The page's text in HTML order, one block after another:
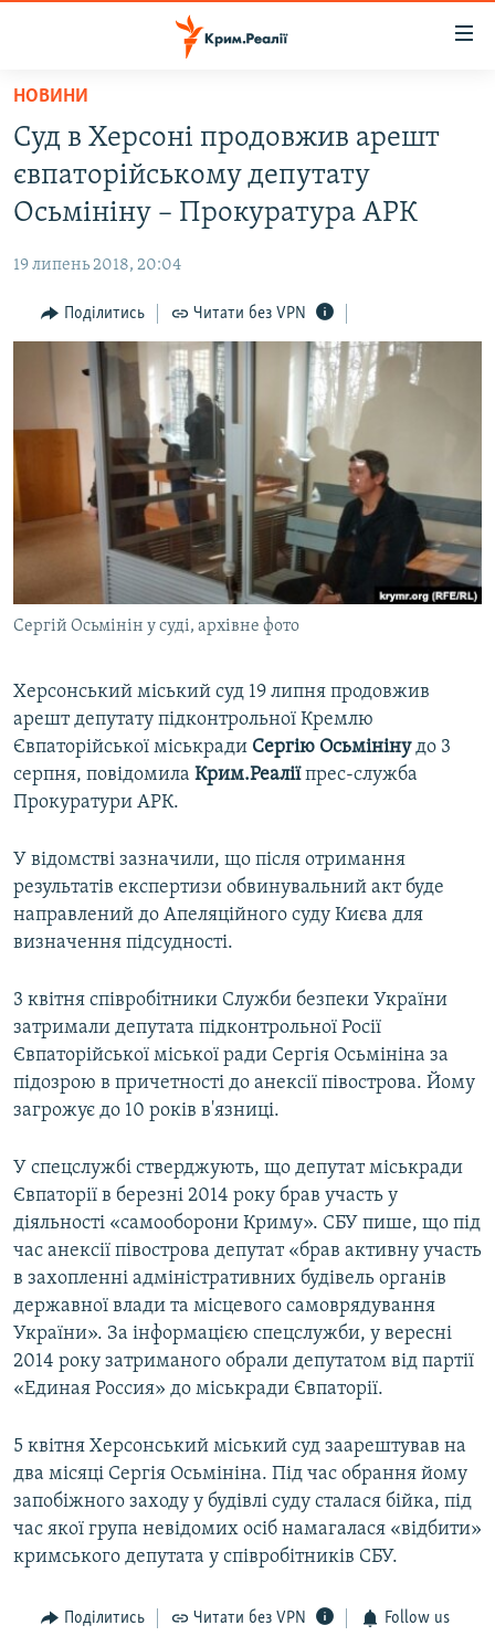
Перейти
основного
матеріалу
Перейти
до
основної
Перейти
до
ВОДА.КРИМ
ВІДЕО ТА ФОТО
БЛОГИ
ПОГЛЯД
ІНТЕРВ'Ю
ВСЕ ЗА ДЕНЬ
СПЕЦПРОЕКТИ
ДЕПОРТАЦІЯ
ВІДЕОУРОКИ «ELIFBE»
СВІДЧЕННЯ ОКУПАЦІЇ
УКРАЇНСЬКА ПРОБЛЕМА КРИМУ
ІНФОГРАФІКА
ЯК ОБІЙТИ БЛОКУВАННЯ
ДОЛУЧАЙСЯ!
Усі сайти RFE/RL
НОВИНИ
Суд в Херсоні продовжив арешт
євпаторійському депутату
Осьмініну – Прокуратура АРК
19 липень 2018, 20:04
Поділитись Читати без VPN
Сергій Осьмінін у суді, архівне фото
Херсонський міський суд 19 липня продовжив
арешт депутату підконтрольної Кремлю
Євпаторійської міськради Сергію Осьмінінудо 3
серпня, повідомила Крим.Реаліїпрес-служба
Прокуратури АРК.
У відомстві зазначили, що після отримання
результатів експертизи обвинувальний акт буде
направлений до Апеляційного суду Києва для
визначення підсудності.
3 квітня співробітники Служби безпеки України
затримали депутата підконтрольної Росії
Євпаторійської міської ради Сергія Осьмініна за
підозрою в причетності до анексії півострова. Йому
загрожує до 10 років в'язниці.
У спецслужбі стверджують, що депутат міськради
Євпаторії в березні 2014 року брав участь у
діяльності «самооборони Криму». СБУ пише, що під
час анексії півострова депутат «брав активну участь
в захопленні адміністративних будівель органів
державної влади та місцевого самоврядування
України». За інформацією спецслужби, у вересні
2014 року затриманого обрали депутатом від партії
«Единая Россия» до міськради Євпаторії.
5 квітня Херсонський міський суд заарештував на
два місяці Сергія Осьмініна. Під час обрання йому
запобіжного заходу у будівлі суду сталася бійка, під
час якої група невідомих осіб намагалася «відбити»
кримського депутата у співробітників СБУ.
Поділитись Читати без VPN Follow us